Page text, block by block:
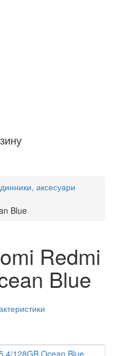
аксесуари
Blue
Redmi
Blue